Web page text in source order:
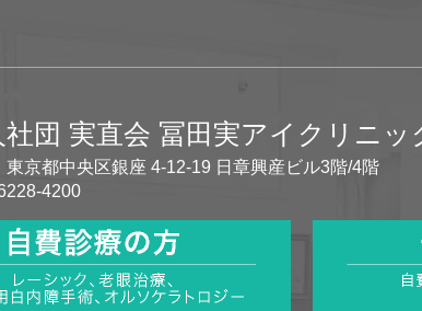
社団 実直会 冨田実アイクリニッ
京都中央区銀座 4-12-19 日章興産ビル3階/4階
4200